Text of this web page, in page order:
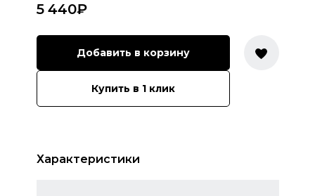
5 440₽
Добавить в корзину
Купить в 1 клик
Характеристики